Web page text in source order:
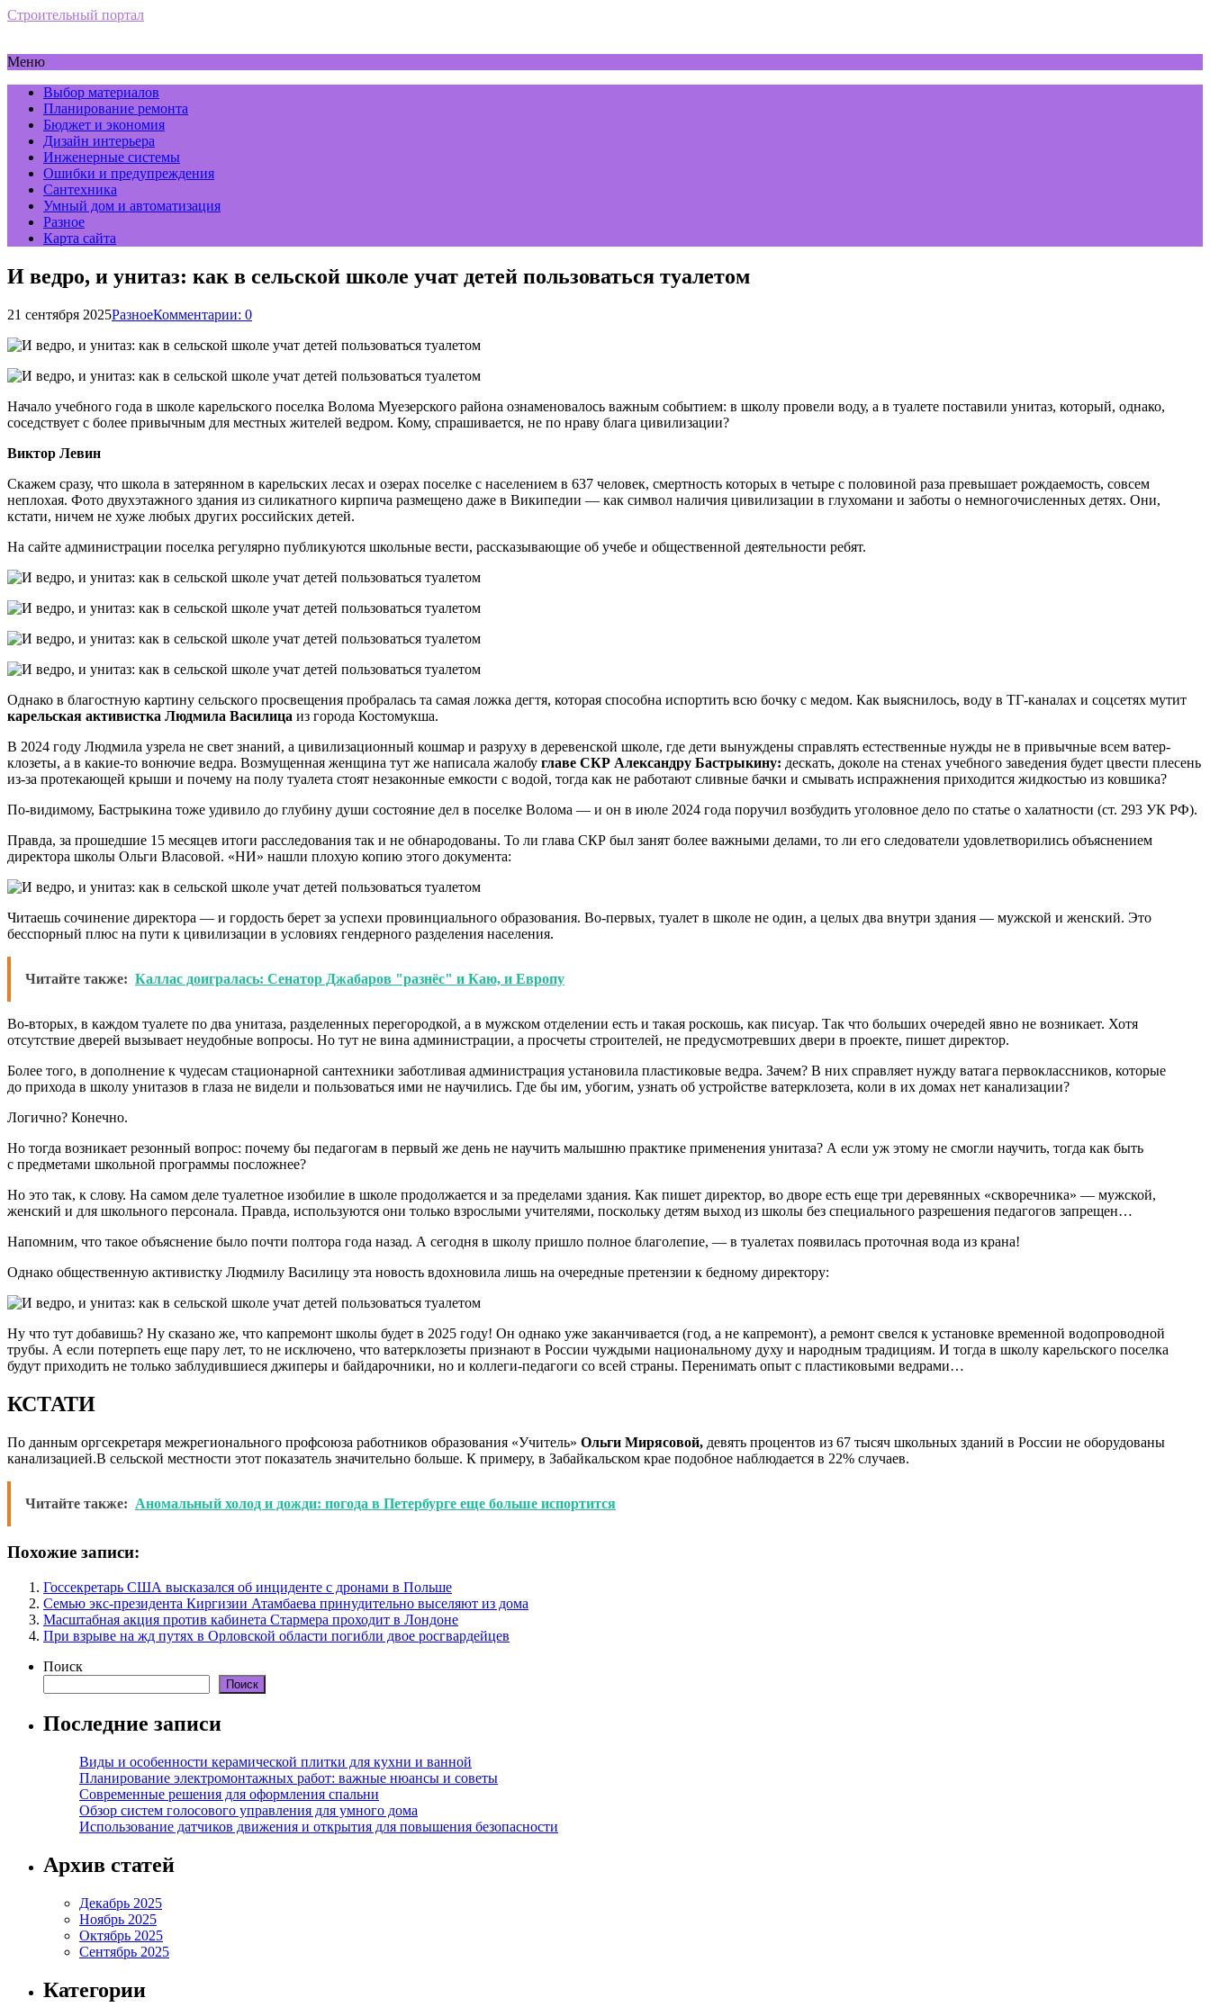
Строительный портал
Меню
Выбор материалов
Планирование ремонта
Бюджет и экономия
Дизайн интерьера
Инженерные системы
Ошибки и предупреждения
Сантехника
Умный дом и автоматизация
Разное
Карта сайта
И ведро, и унитаз: как в сельской школе учат детей пользоваться туалетом
21 сентября 2025РазноеКомментарии: 0
Начало учебного года в школе карельского поселка Волома Муезерского района ознаменовалось важным событием: в школу провели воду, а в туалете поставили унитаз, который, однако,
соседствует с более привычным для местных жителей ведром. Кому, спрашивается, не по нраву блага цивилизации?
Виктор Левин
Скажем сразу, что школа в затерянном в карельских лесах и озерах поселке с населением в 637 человек, смертность которых в четыре с половиной раза превышает рождаемость, совсем
неплохая. Фото двухэтажного здания из силикатного кирпича размещено даже в Википедии — как символ наличия цивилизации в глухомани и заботы о немногочисленных детях. Они,
кстати, ничем не хуже любых других российских детей.
На сайте администрации поселка регулярно публикуются школьные вести, рассказывающие об учебе и общественной деятельности ребят.
Однако в благостную картину сельского просвещения пробралась та самая ложка дегтя, которая способна испортить всю бочку с медом. Как выяснилось, воду в ТГ-каналах и соцсетях мутит
карельская активистка Людмила Василица из города Костомукша.
В 2024 году Людмила узрела не свет знаний, а цивилизационный кошмар и разруху в деревенской школе, где дети вынуждены справлять естественные нужды не в привычные всем ватер-
клозеты, а в какие-то вонючие ведра. Возмущенная женщина тут же написала жалобу главе СКР Александру Бастрыкину: дескать, доколе на стенах учебного заведения будет цвести плесень
из-за протекающей крыши и почему на полу туалета стоят незаконные емкости с водой, тогда как не работают сливные бачки и смывать испражнения приходится жидкостью из ковшика?
По-видимому, Бастрыкина тоже удивило до глубину души состояние дел в поселке Волома — и он в июле 2024 года поручил возбудить уголовное дело по статье о халатности (ст. 293 УК РФ).
Правда, за прошедшие 15 месяцев итоги расследования так и не обнародованы. То ли глава СКР был занят более важными делами, то ли его следователи удовлетворились объяснением
директора школы Ольги Власовой. «НИ» нашли плохую копию этого документа:
Читаешь сочинение директора — и гордость берет за успехи провинциального образования. Во-первых, туалет в школе не один, а целых два внутри здания — мужской и женский. Это
бесспорный плюс на пути к цивилизации в условиях гендерного разделения населения.
Читайте также: Каллас доигралась: Сенатор Джабаров "разнёс" и Каю, и Европу
Во-вторых, в каждом туалете по два унитаза, разделенных перегородкой, а в мужском отделении есть и такая роскошь, как писуар. Так что больших очередей явно не возникает. Хотя
отсутствие дверей вызывает неудобные вопросы. Но тут не вина администрации, а просчеты строителей, не предусмотревших двери в проекте, пишет директор.
Более того, в дополнение к чудесам стационарной сантехники заботливая администрация установила пластиковые ведра. Зачем? В них справляет нужду ватага первоклассников, которые
до прихода в школу унитазов в глаза не видели и пользоваться ими не научились. Где бы им, убогим, узнать об устройстве ватерклозета, коли в их домах нет канализации?
Логично? Конечно.
Но тогда возникает резонный вопрос: почему бы педагогам в первый же день не научить малышню практике применения унитаза? А если уж этому не смогли научить, тогда как быть
с предметами школьной программы посложнее?
Но это так, к слову. На самом деле туалетное изобилие в школе продолжается и за пределами здания. Как пишет директор, во дворе есть еще три деревянных «скворечника» — мужской,
женский и для школьного персонала. Правда, используются они только взрослыми учителями, поскольку детям выход из школы без специального разрешения педагогов запрещен…
Напомним, что такое объяснение было почти полтора года назад. А сегодня в школу пришло полное благолепие, — в туалетах появилась проточная вода из крана!
Однако общественную активистку Людмилу Василицу эта новость вдохновила лишь на очередные претензии к бедному директору:
Ну что тут добавишь? Ну сказано же, что капремонт школы будет в 2025 году! Он однако уже заканчивается (год, а не капремонт), а ремонт свелся к установке временной водопроводной
трубы. А если потерпеть еще пару лет, то не исключено, что ватерклозеты признают в России чуждыми национальному духу и народным традициям. И тогда в школу карельского поселка
будут приходить не только заблудившиеся джиперы и байдарочники, но и коллеги-педагоги со всей страны. Перенимать опыт с пластиковыми ведрами…
КСТАТИ
По данным оргсекретаря межрегионального профсоюза работников образования «Учитель» Ольги Мирясовой, девять процентов из 67 тысяч школьных зданий в России не оборудованы
канализацией.В сельской местности этот показатель значительно больше. К примеру, в Забайкальском крае подобное наблюдается в 22% случаев.
Читайте также: Аномальный холод и дожди: погода в Петербурге еще больше испортится
Похожие записи:
Госсекретарь США высказался об инциденте с дронами в Польше
Семью экс-президента Киргизии Атамбаева принудительно выселяют из дома
Масштабная акция против кабинета Стармера проходит в Лондоне
При взрыве на жд путях в Орловской области погибли двое росгвардейцев
Поиск
Поиск
Последние записи
Виды и особенности керамической плитки для кухни и ванной
Планирование электромонтажных работ: важные нюансы и советы
Современные решения для оформления спальни
Обзор систем голосового управления для умного дома
Использование датчиков движения и открытия для повышения безопасности
Архив статей
Декабрь 2025
Ноябрь 2025
Октябрь 2025
Сентябрь 2025
Категории